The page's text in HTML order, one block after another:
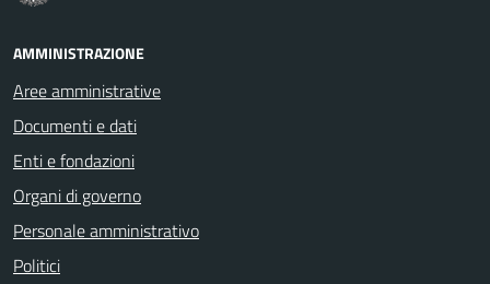
AMMINISTRAZIONE
Aree amministrative
Documenti e dati
Enti e fondazioni
Organi di governo
Personale amministrativo
Politici